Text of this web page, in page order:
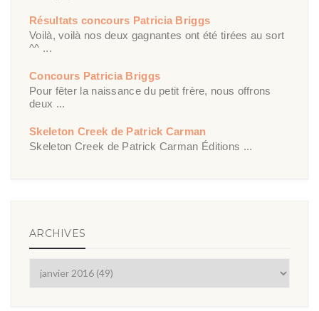
Résultats concours Patricia Briggs
Voilà, voilà nos deux gagnantes ont été tirées au sort
^^ ...
Concours Patricia Briggs
Pour fêter la naissance du petit frère, nous offrons
deux ...
Skeleton Creek de Patrick Carman
Skeleton Creek de Patrick Carman Éditions ...
ARCHIVES